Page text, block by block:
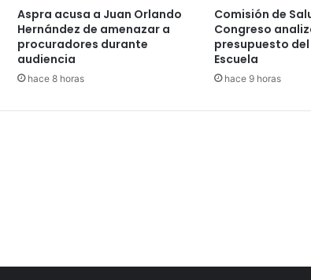
Aspra acusa a Juan Orlando
Hernández de amenazar a
procuradores durante
audiencia
hace 8 horas
Comisión de
Congreso
presupuesto
Escuela
hace 9 horas